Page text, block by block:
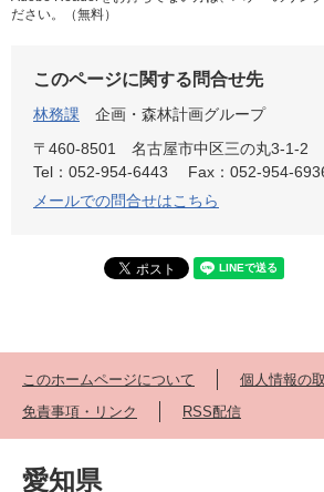
ださい。（無料）
このページに関する問合せ先
林務課
企画・森林計画グループ
〒460-8501
名古屋市中区三の丸3-1-2
Tel：052-954-6443
Fax：052-954-
メールでの問合せはこちら
このホームページについて
個人情報の
免責事項・リンク
RSS配信
愛知県